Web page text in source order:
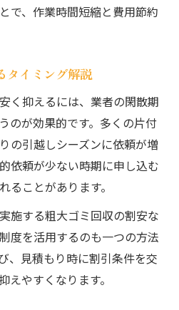
で、作業時間短縮と費用節約
タイミング解説
く抑えるには、業者の閑散期
のが効果的です。多くの片付
の引越しシーズンに依頼が増
依頼が少ない時期に申し込む
ることがあります。
施する粗大ゴミ回収の割安な
度を活用するのも一つの方法
、見積もり時に割引条件を交
えやすくなります。